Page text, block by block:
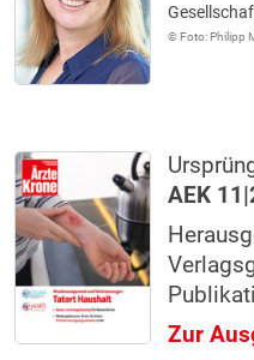
© Foto: Philipp
AEK
Zur